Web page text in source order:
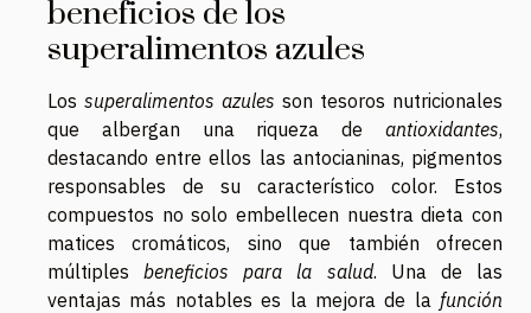
beneficios de los
superalimentos azules
Los superalimentos azules son tesoros nutricionales
que albergan una riqueza de antioxidantes,
destacando entre ellos las antocianinas, pigmentos
responsables de su característico color. Estos
compuestos no solo embellecen nuestra dieta con
matices cromáticos, sino que también ofrecen
múltiplesbeneficios para la salud. Una de las
ventajas más notables es la mejora de la función